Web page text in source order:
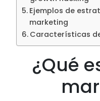
Ejemplos de
marketing
Características
¿Qué